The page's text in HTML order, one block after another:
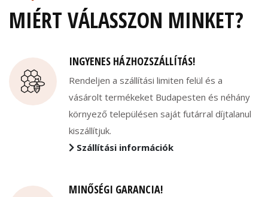
MIÉRT VÁLASSZON MINKET?
INGYENES HÁZHOZSZÁLLÍTÁS!
Rendeljen a szállítási limiten felül és a
vásárolt termékeket Budapesten és néhány
környező településen saját futárral díjtalanul
kiszállítjuk.
Szállítási információk
MINŐSÉGI GARANCIA!